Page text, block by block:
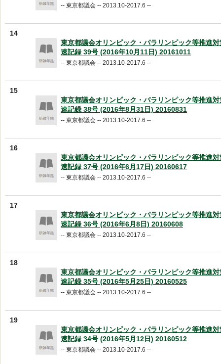
-- 東京都議会 -- 2013.10-2017.6 --
14
東京都議会オリンピック・パラリンピック等推進
速記録 39号 (2016年10月11日) 20161011
-- 東京都議会 -- 2013.10-2017.6 --
15
東京都議会オリンピック・パラリンピック等推進
速記録 38号 (2016年8月31日) 20160831
-- 東京都議会 -- 2013.10-2017.6 --
16
東京都議会オリンピック・パラリンピック等推進
速記録 37号 (2016年6月17日) 20160617
-- 東京都議会 -- 2013.10-2017.6 --
17
東京都議会オリンピック・パラリンピック等推進
速記録 36号 (2016年6月8日) 20160608
-- 東京都議会 -- 2013.10-2017.6 --
18
東京都議会オリンピック・パラリンピック等推進
速記録 35号 (2016年5月25日) 20160525
-- 東京都議会 -- 2013.10-2017.6 --
19
東京都議会オリンピック・パラリンピック等推進
速記録 34号 (2016年5月12日) 20160512
-- 東京都議会 -- 2013.10-2017.6 --